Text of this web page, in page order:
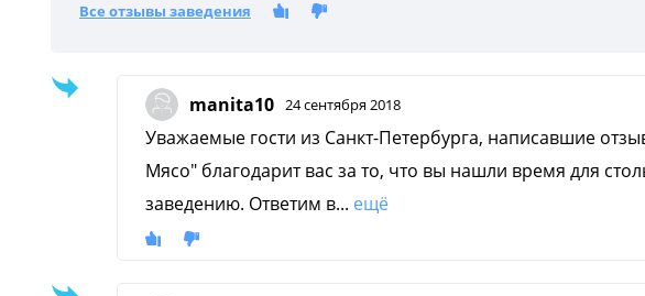
Все отзывы заведения
manita10 24 сентября 2018
Уважаемые гости из Санкт-Петербурга, написавшие
Мясо" благодарит вас за то, что вы нашли время для
заведению. Ответим в... ещё